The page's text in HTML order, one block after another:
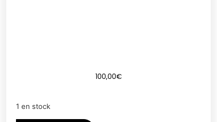
100,00€
1 en stock